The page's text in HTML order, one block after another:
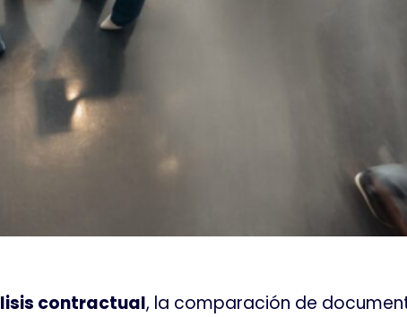
contractual, la comparación de